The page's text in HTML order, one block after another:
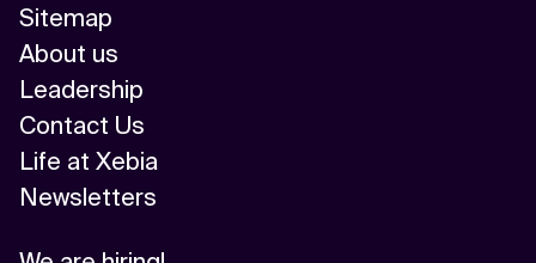
Sitemap
About us
Leadership
Contact Us
Life at Xebia
Newsletters